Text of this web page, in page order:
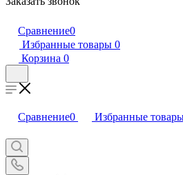
Сравнение0
Избранные товары 0
Корзина 0
Сравнение0 Избранные